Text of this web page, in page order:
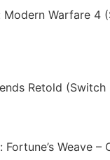
Warfare 4
Retold (Switch
Fortune’s Weave